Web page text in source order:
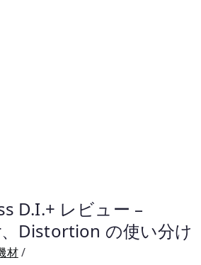
D.I.+ レビュー –
Distortion の使い分け
材